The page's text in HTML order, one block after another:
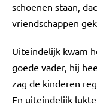
schoenen staan,
vriendschappen
Uiteindelijk kwam
goede vader, hij
zag de kinderen
En uiteindelijk